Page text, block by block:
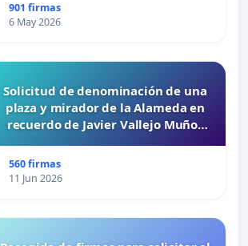
901 firmas
6 May 2026
Solicitud de denominación de una
plaza y mirador de la Alameda en
recuerdo de Javier Vallejo Muñoz
560 firmas
11 Jun 2026